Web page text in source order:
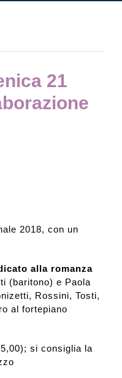
21
2018, con un
alla romanza
(baritono) e Paola
Rossini, Tosti,
al fortepiano
si consiglia la